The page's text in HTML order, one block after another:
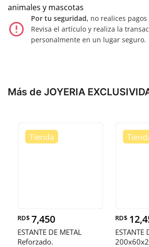
animales y mascotas
error_outline
Por tu seguridad, no realices
Revisa el artículo y realiza la
personalmente en un lugar seguro.
Más de JOYERIA
RD$ 7,450
ESTANTE DE METAL
Reforzado.
RD$
ESTANTE